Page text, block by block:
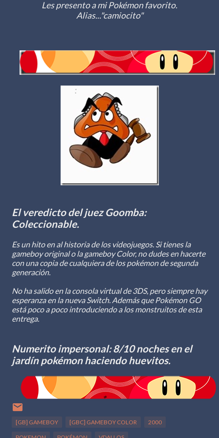
Les presento a mi Pokémon favorito.
Alias..."camiocito"
El veredicto del juez Goomba:
Coleccionable.
Es un hito en al historia de los videojuegos. Si tienes la
gameboy original o la gameboy Color, no dudes en hacerte
con una copia de cualquiera de los pokémon de segunda
generación.
No ha salido en la consola virtual de 3DS, pero siempre hay
esperanza en la nueva Switch. Además que Pokémon GO
está poco a poco introduciendo a los monstruitos de esta
entrega.
Numerito impersonal: 8/10 noches en el
jardín pokémon haciendo huevitos.
[GB] GAMEBOY [GBC] GAMEBOY COLOR 2000